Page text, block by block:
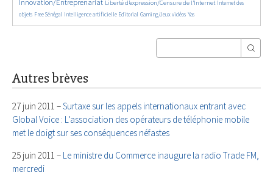
Innovation/Entreprenariat
1369/5650 Liberté d’expression/Censure de l’Internet
48/5650
Internet des
objets
170/5650Free Sénégal
888/5650 Intelligence artificielle
198/5650 Editorial
60/5650 Gaming/Jeux vidéos
25/5650 Yas
Autres brèves
27 juin 2011 –Surtaxe sur les appels internationaux entrant avec
Global Voice : L’association des opérateurs de téléphonie mobile
met le doigt sur ses conséquences néfastes
25 juin 2011 – Le ministre du Commerce inaugure la radio Trade FM,
mercredi